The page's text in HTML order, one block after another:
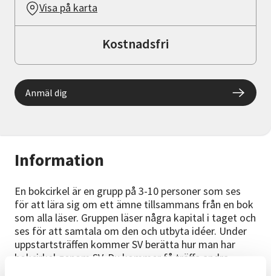
Information
En bokcirkel är en grupp på 3-10 personer som ses
för att lära sig om ett ämne tillsammans från en bok
som alla läser. Gruppen läser några kapital i taget och
ses för att samtala om den och utbyta idéer. Under
uppstartsträffen kommer SV berätta hur man har
bokcirkel genom SV. Du kommer få träffa andra
Visa på karta
Kostnadsfri
Anmäl dig